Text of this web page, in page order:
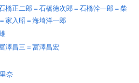
橋正二郎＝石橋徳次郎＝石橋幹一郎＝柴
家入昭＝海埼洋一郎
澤昌三＝冨澤昌宏
奈